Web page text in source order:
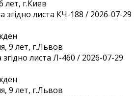
лет, г.Киев
згідно листа КЧ-188 / 2026-07-29
9 лет, г.Львов
листа Л-460 / 2026-07-29
9 лет, г.Львов